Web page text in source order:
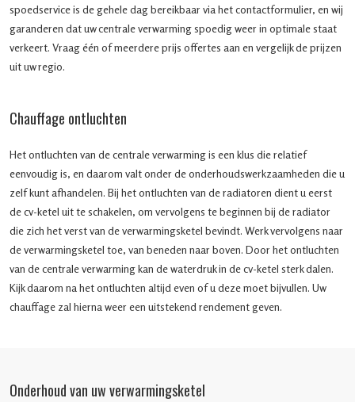
spoedservice is de gehele dag bereikbaar via het contactformulier, en wij
garanderen dat uw centrale verwarming spoedig weer in optimale staat
verkeert. Vraag één of meerdere prijs offertes aan en vergelijk de prijzen
uit uw regio.
Chauffage ontluchten
Het ontluchten van de centrale verwarming is een klus die relatief
eenvoudig is, en daarom valt onder de onderhoudswerkzaamheden die u
zelf kunt afhandelen. Bij het ontluchten van de radiatoren dient u eerst
de cv-ketel uit te schakelen, om vervolgens te beginnen bij de radiator
die zich het verst van de verwarmingsketel bevindt. Werk vervolgens naar
de verwarmingsketel toe, van beneden naar boven. Door het ontluchten
van de centrale verwarming kan de waterdruk in de cv-ketel sterk dalen.
Kijk daarom na het ontluchten altijd even of u deze moet bijvullen. Uw
chauffage zal hierna weer een uitstekend rendement geven.
Onderhoud van uw verwarmingsketel